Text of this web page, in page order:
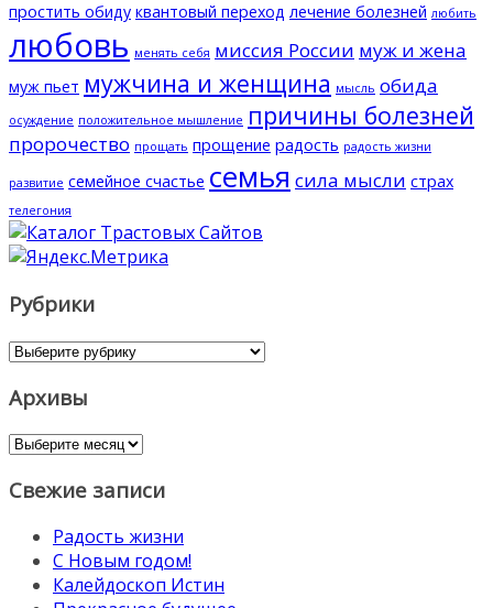
простить обиду квантовый переход лечение болезней любить
любовь менять себя миссия России муж и жена
муж пьет мужчина и женщина мысль обида
осуждение положительное мышление причины болезней
пророчество прощать прощение радость радость жизни
развитие семейное счастье семья сила мысли страх
телегония
Рубрики
Рубрики
Архивы
Архивы
Свежие записи
Радость жизни
С Новым годом!
Калейдоскоп Истин